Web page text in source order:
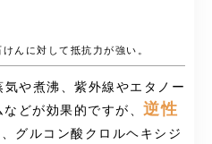
んに対して抵抗力が強い。
気や煮沸、紫外線やエタノー
どが効果的ですが、 逆性
グルコン酸クロルヘキシジ